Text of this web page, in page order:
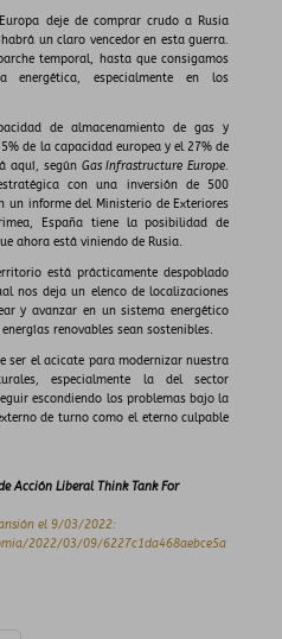
deje de comprar crudo a Rusia
un claro vencedor en esta guerra.
temporal, hasta que consigamos
energética, especialmente en los
de almacenamiento de gas y
de la capacidad europea y el 27% de
aquí, según Gas Infrastructure Europe.
con una inversión de 500
un informe del Ministerio de Exteriores
España tiene la posibilidad de
ahora está viniendo de Rusia.
está prácticamente despoblado
nos deja un elenco de localizaciones
y avanzar en un sistema energético
renovables sean sostenibles.
ser el acicate para modernizar nuestra
especialmente la del sector
escondiendo los problemas bajo la
de turno como el eterno culpable
Acción Liberal Think Tank For
el 9/03/2022:
2022/03/09/6227c1da468aebce5a